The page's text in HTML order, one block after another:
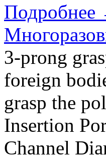
Подробнее
3-prong
foreign
grasp the
Insertion
Channel